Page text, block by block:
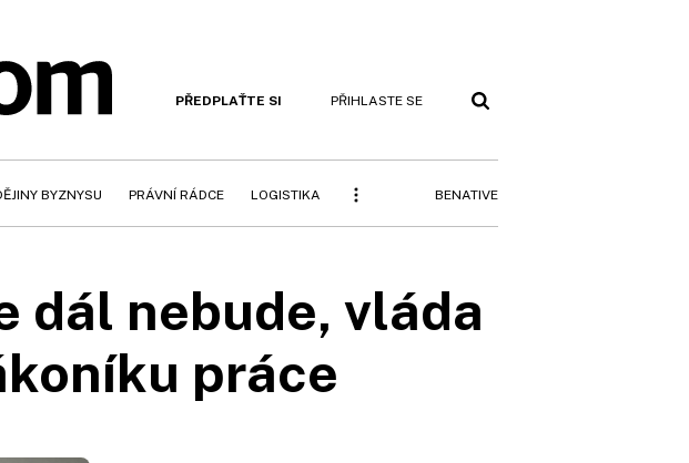
PŘEDPLAŤTE SI PŘIHLASTE SE
BYZNYSU PRÁVNÍ RÁDCE LOGISTIKA BENATIVE
dál nebude, vláda
práce